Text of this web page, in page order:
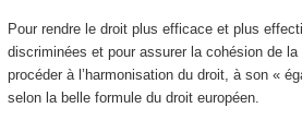
Pour rendre le droit plus efficace et plus
discriminées et pour assurer la cohésion de
procéder à l’harmonisation du droit, à son «
selon la belle formule du droit européen.